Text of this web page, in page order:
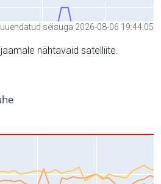
seisuga 2026-08-06 19:44:05
nähtavaid satelliite.